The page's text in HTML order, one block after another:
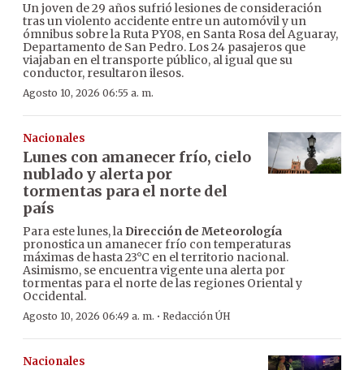
Un joven de 29 años sufrió lesiones de consideración
tras un violento accidente entre un automóvil y un
ómnibus sobre la Ruta PY08, en Santa Rosa del Aguaray,
Departamento de San Pedro. Los 24 pasajeros que
viajaban en el transporte público, al igual que su
conductor, resultaron ilesos.
Agosto 10, 2026 06:55 a. m.
Nacionales
Lunes con amanecer frío, cielo
nublado y alerta por
tormentas para el norte del
país
Para este lunes, la Dirección de Meteorología
pronostica un amanecer frío con temperaturas
máximas de hasta 23°C en el territorio nacional.
Asimismo, se encuentra vigente una alerta por
tormentas para el norte de las regiones Oriental y
Occidental.
Agosto 10, 2026 06:49 a. m. · Redacción ÚH
Nacionales